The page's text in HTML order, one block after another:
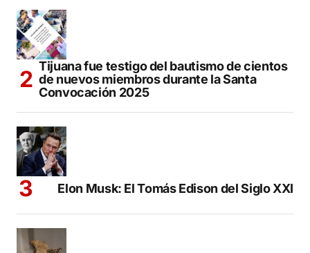
Tijuana fue testigo del bautismo de cientos
de nuevos miembros durante la Santa
Convocación 2025
Elon Musk: El Tomás Edison del Siglo XXI